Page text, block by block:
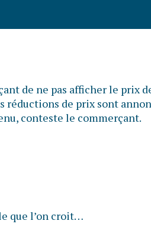
de ne pas afficher le prix
réductions de prix sont
conteste le commerçant.
que l’on croit…